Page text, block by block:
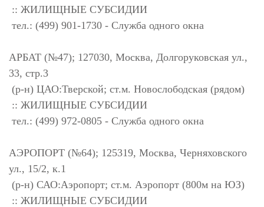
:: ЖИЛИЩНЫЕ СУБСИДИИ
тел.: (499) 901-1730 - Служба одного окна
АРБАТ (№47); 127030, Москва, Долгоруковская ул.,
33, стр.3
(р-н) ЦАО:Тверской; ст.м. Новослободская (рядом)
:: ЖИЛИЩНЫЕ СУБСИДИИ
тел.: (499) 972-0805 - Служба одного окна
АЭРОПОРТ (№64); 125319, Москва, Черняховского
ул., 15/2, к.1
(р-н) САО:Аэропорт; ст.м. Аэропорт (800м на ЮЗ)
:: ЖИЛИЩНЫЕ СУБСИДИИ